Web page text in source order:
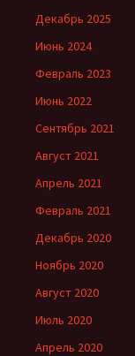
Декабрь 2025
Июнь 2024
Февраль 2023
Июнь 2022
Сентябрь 2021
Август 2021
Апрель 2021
Февраль 2021
Декабрь 2020
Ноябрь 2020
Август 2020
Июль 2020
Апрель 2020